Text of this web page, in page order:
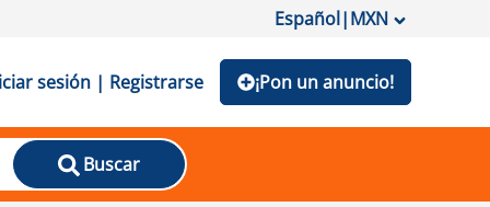
Español|MXN
sesión | Registrarse ¡Pon un anuncio!
Buscar